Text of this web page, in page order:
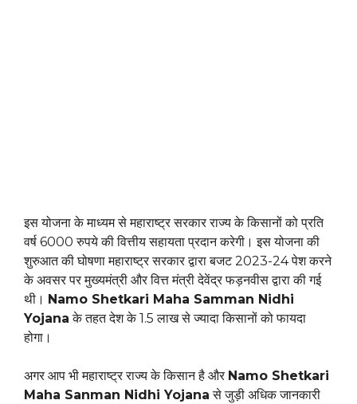
इस योजना के माध्यम से महाराष्ट्र सरकार राज्य के किसानों को प्रति
वर्ष 6000 रुपये की वित्तीय सहायता प्रदान करेगी। इस योजना की
शुरुआत की घोषणा महाराष्ट्र सरकार द्वारा बजट 2023-24 पेश करने
के अवसर पर मुख्यमंत्री और वित्त मंत्री देवेंद्र फड़नवीस द्वारा की गई
थी। Namo Shetkari Maha Samman Nidhi
Yojana के तहत देश के 1.5 लाख से ज्यादा किसानों को फायदा
होगा।
अगर आप भी महाराष्ट्र राज्य के किसान है और Namo Shetkari
Maha Sanman Nidhi Yojana से जुड़ी अधिक जानकारी